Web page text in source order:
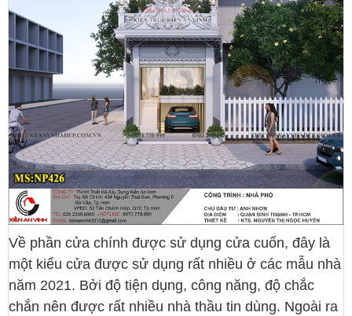
Về phần cửa chính được sử dụng cửa cuốn, đây là
một kiểu cửa được sử dụng rất nhiều ở các mẫu nhà
năm 2021. Bởi độ tiện dụng, công năng, độ chắc
chắn nên được rất nhiều nhà thầu tin dùng. Ngoài ra